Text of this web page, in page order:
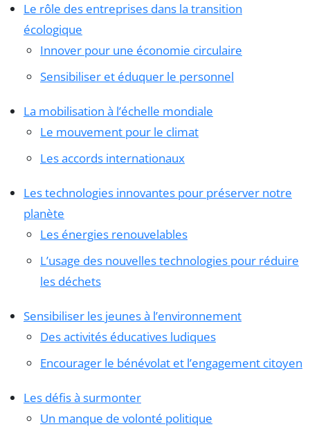
Le rôle des entreprises dans la transition
écologique
Innover pour une économie circulaire
Sensibiliser et éduquer le personnel
La mobilisation à l’échelle mondiale
Le mouvement pour le climat
Les accords internationaux
Les technologies innovantes pour préserver notre
planète
Les énergies renouvelables
L’usage des nouvelles technologies pour réduire
les déchets
Sensibiliser les jeunes à l’environnement
Des activités éducatives ludiques
Encourager le bénévolat et l’engagement citoyen
Les défis à surmonter
Un manque de volonté politique